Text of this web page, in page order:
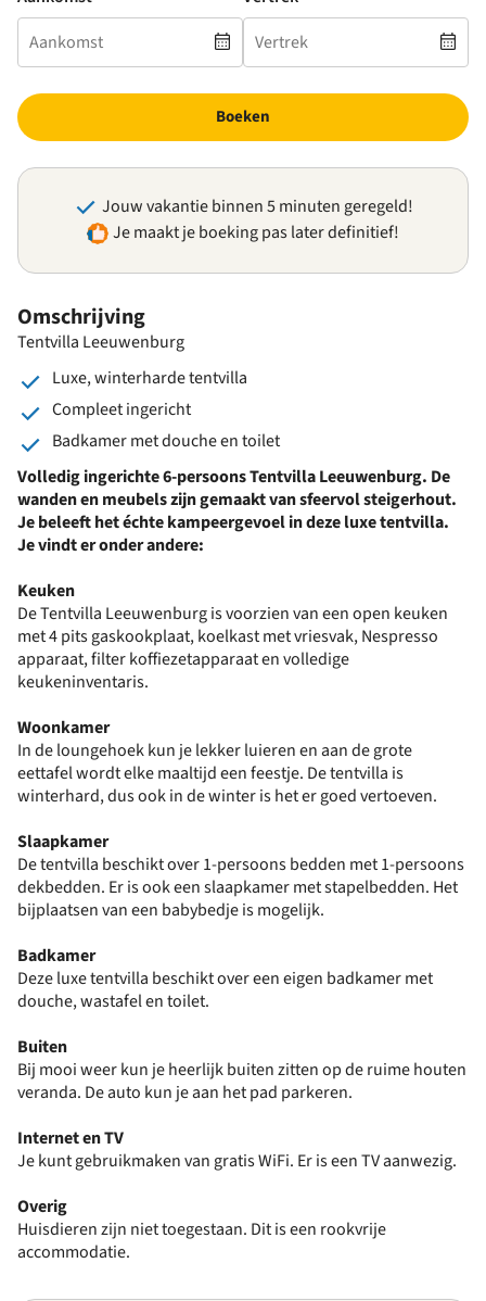
Omschrijving
Tentvilla Leeuwenburg
Luxe, winterharde tentvilla
Compleet ingericht
Badkamer met douche en toilet
Volledig ingerichte 6-persoons Tentvilla Leeuwenburg. De
wanden en meubels zijn gemaakt van sfeervol steigerhout.
Je beleeft het échte kampeergevoel in deze luxe tentvilla.
Je vindt er onder andere:
Keuken
De Tentvilla Leeuwenburg is voorzien van een open keuken
met 4 pits gaskookplaat, koelkast met vriesvak, Nespresso
apparaat, filter koffiezetapparaat en volledige
keukeninventaris.
Woonkamer
In de loungehoek kun je lekker luieren en aan de grote
eettafel wordt elke maaltijd een feestje. De tentvilla is
winterhard, dus ook in de winter is het er goed vertoeven.
Slaapkamer
De tentvilla beschikt over 1-persoons bedden met 1-persoons
dekbedden. Er is ook een slaapkamer met stapelbedden. Het
bijplaatsen van een babybedje is mogelijk.
Badkamer
Deze luxe tentvilla beschikt over een eigen badkamer met
douche, wastafel en toilet.
Buiten
Bij mooi weer kun je heerlijk buiten zitten op de ruime houten
veranda. De auto kun je aan het pad parkeren.
Internet en TV
Je kunt gebruikmaken van gratis WiFi. Er is een TV aanwezig.
Overig
Huisdieren zijn niet toegestaan. Dit is een rookvrije
accommodatie.
Boeken
Jouw vakantie binnen 5 minuten geregeld!
Je maakt je boeking pas later definitief!